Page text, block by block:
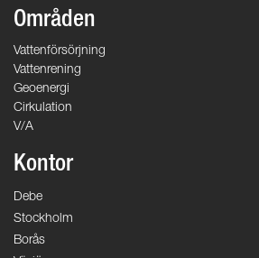
Områden
Vattenförsörjning
Vattenrening
Geoenergi
Cirkulation
V/A
Kontor
Debe
Stockholm
Borås